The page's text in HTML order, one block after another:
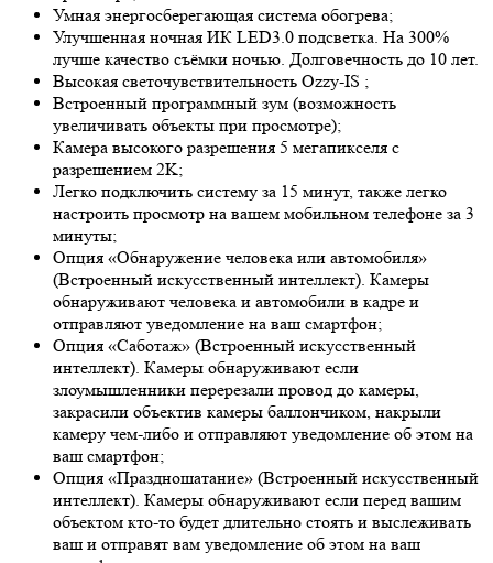
Умная энергосберегающая система обогрева;
Улучшенная ночная ИК LED3.0 подсветка. На 300%
лучше качество съёмки ночью. Долговечность до 10 лет.
Высокая светочувствительность Ozzy-IS ;
Встроенный программный зум (возможность
увеличивать объекты при просмотре);
Камера высокого разрешения 5 мегапикселя с
разрешением 2K;
Легко подключить систему за 15 минут, также легко
настроить просмотр на вашем мобильном телефоне за 3
минуты;
Опция «Обнаружение человека или автомобиля»
(Встроенный искусственный интеллект). Камеры
обнаруживают человека и автомобили в кадре и
отправляют уведомление на ваш смартфон;
Опция «Саботаж» (Встроенный искусственный
интеллект). Камеры обнаруживают если
злоумышленники перерезали провод до камеры,
закрасили объектив камеры баллончиком, накрыли
камеру чем-либо и отправляют уведомление об этом на
ваш смартфон;
Опция «Праздношатание» (Встроенный искусственный
интеллект). Камеры обнаруживают если перед вашим
объектом кто-то будет длительно стоять и выслеживать
ваш и отправят вам уведомление об этом на ваш